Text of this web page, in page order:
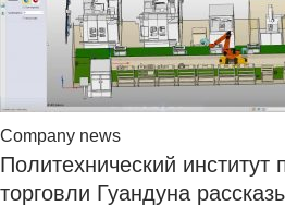
Company news
Политехнический
торговли Гуандуна